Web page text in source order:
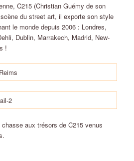
C215 (Christian Guémy de son
du street art, il exporte son style
le monde depuis 2006 : Londres,
Dublin, Marrakech, Madrid, New-
!
aux trésors de C215 venus